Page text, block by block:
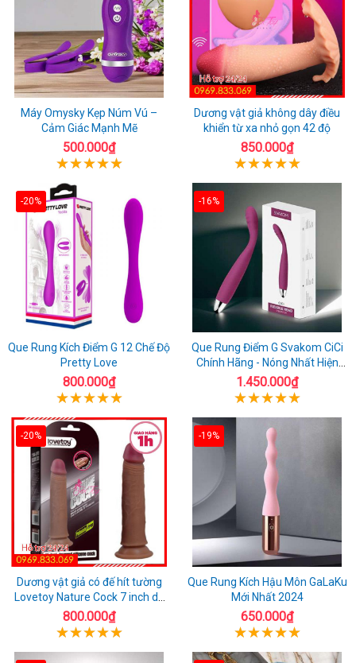
Máy Omysky Kẹp Núm Vú –
Cảm Giác Mạnh Mẽ
500.000₫
Dương vật giả không dây điều
khiển từ xa nhỏ gọn 42 độ
850.000₫
-20%
Que Rung Kích Điểm G 12 Chế Độ
Pretty Love
800.000₫
-16%
Que Rung Điểm G Svakom CiCi
Chính Hãng - Nóng Nhất Hiện
Nay
1.450.000₫
-20%
Dương vật giả có đế hít tường
Lovetoy Nature Cock 7 inch da
đen
800.000₫
-19%
Que Rung Kích Hậu Môn GaLaKu
Mới Nhất 2024
650.000₫